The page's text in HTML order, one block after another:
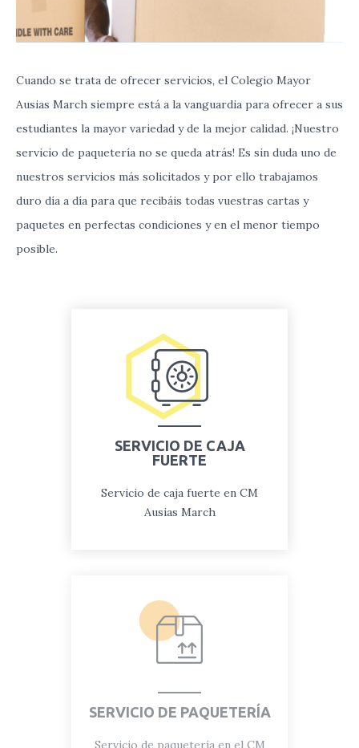
Cuando se trata de ofrecer servicios, el Colegio Mayor
Ausias March siempre está a la vanguardia para ofrecer a sus
estudiantes la mayor variedad y de la mejor calidad. ¡Nuestro
servicio de paquetería no se queda atrás! Es sin duda uno de
nuestros servicios más solicitados y por ello trabajamos
duro día a día para que recibáis todas vuestras cartas y
paquetes en perfectas condiciones y en el menor tiempo
posible.
SERVICIO DE CAJA
FUERTE
Servicio de caja fuerte en CM
Ausias March
SERVICIO DE PAQUETERÍA
Servicio de paquetería en el CM